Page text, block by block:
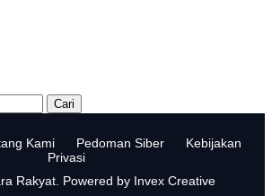
Kami Pedoman Siber
Kebijakan
Privasi
Rakyat. Powered by Invex Creative